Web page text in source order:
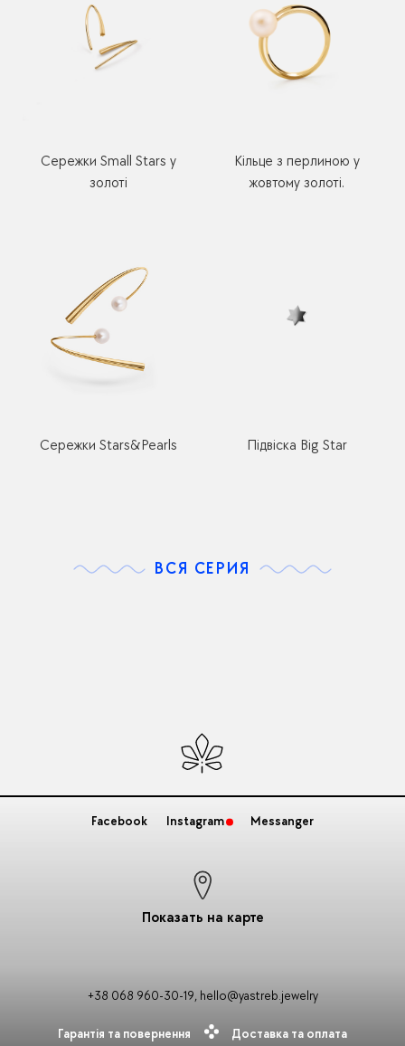
Сережки Small Stars у
золоті
Кільце з перлиною у
жовтому золоті.
Сережки Stars&Pearls Підвіска Big Star
ВСЯ СЕРИЯ
Facebook Instagram Messanger
Показать на карте
+38 068 960-30-19, hello@yastreb.jewelry
Гарантія та повернення Доставка та оплата